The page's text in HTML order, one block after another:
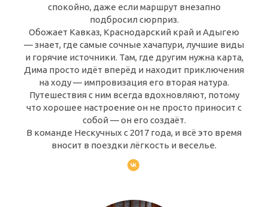
спокойно, даже если маршрут внезапно
подбросил сюрприз.
Обожает Кавказ, Краснодарский край и Адыгею
— знает, где самые сочные хачапури, лучшие виды
и горячие источники. Там, где другим нужна карта,
Дима просто идёт вперёд и находит приключения
на ходу — импровизация его вторая натура.
Путешествия с ним всегда вдохновляют, потому
что хорошее настроение он не просто приносит с
собой — он его создаёт.
В команде Нескучных с 2017 года, и всё это время
вносит в поездки лёгкость и веселье.